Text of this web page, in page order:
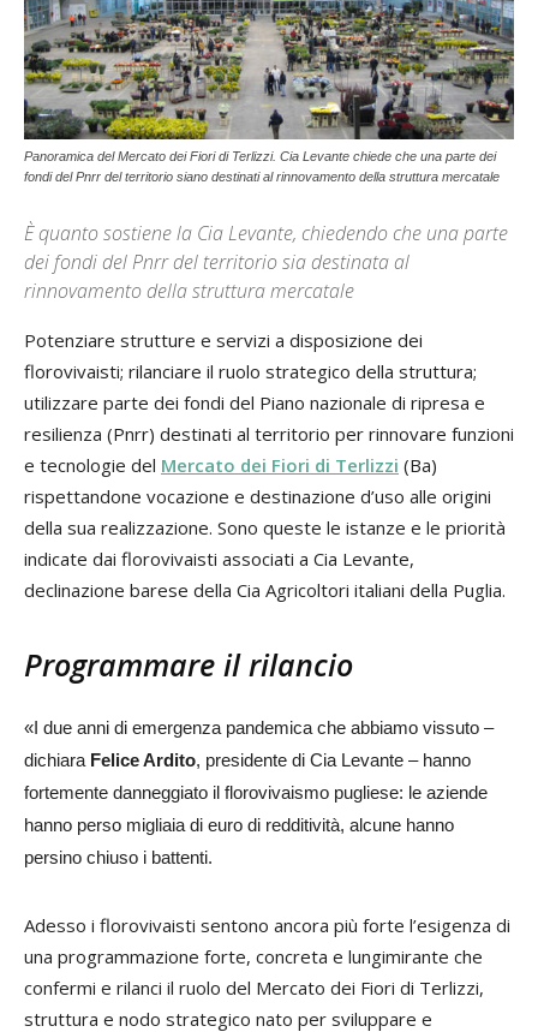
Panoramica del Mercato dei Fiori di Terlizzi. Cia Levante chiede che una parte dei
fondi del Pnrr del territorio siano destinati al rinnovamento della struttura mercatale
È quanto sostiene la Cia Levante, chiedendo che una parte
dei fondi del Pnrr del territorio sia destinata al
rinnovamento della struttura mercatale
Potenziare strutture e servizi a disposizione dei
florovivaisti; rilanciare il ruolo strategico della struttura;
utilizzare parte dei fondi del Piano nazionale di ripresa e
resilienza (Pnrr) destinati al territorio per rinnovare funzioni
e tecnologie del Mercato dei Fiori di Terlizzi (Ba)
rispettandone vocazione e destinazione d’uso alle origini
della sua realizzazione. Sono queste le istanze e le priorità
indicate dai florovivaisti associati a Cia Levante,
declinazione barese della Cia Agricoltori italiani della Puglia.
Programmare il rilancio
«I due anni di emergenza pandemica che abbiamo vissuto –
dichiara Felice Ardito, presidente di Cia Levante – hanno
fortemente danneggiato il florovivaismo pugliese: le aziende
hanno perso migliaia di euro di redditività, alcune hanno
persino chiuso i battenti.
Adesso i florovivaisti sentono ancora più forte l’esigenza di
una programmazione forte, concreta e lungimirante che
confermi e rilanci il ruolo del Mercato dei Fiori di Terlizzi,
struttura e nodo strategico nato per sviluppare e